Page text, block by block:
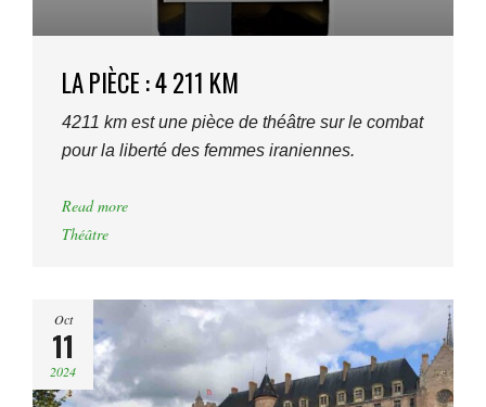
LA PIÈCE : 4 211 KM
4211 km est une pièce de théâtre sur le combat
pour la liberté des femmes iraniennes.
Read more
Théâtre
Oct
11
2024